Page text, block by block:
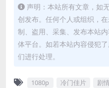
声明：本站所有文章，如
创发布。任何个人或组织，
制、盗用、采集、发布本站
体平台。如若本站内容侵犯
们进行处理。
1080p 冷门佳片 剧